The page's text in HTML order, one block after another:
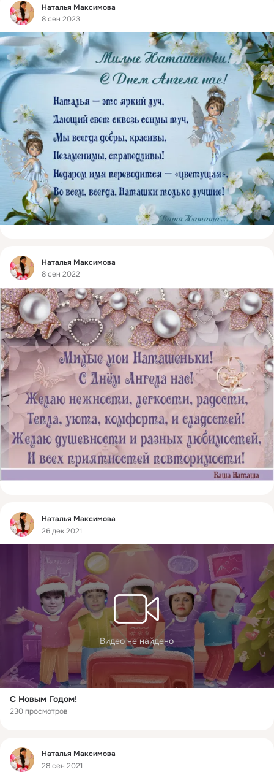
Фид
Наталья Максимова
8 сен 2023
Фид
Наталья Максимова
8 сен 2022
Фид
Наталья Максимова
26 дек 2021
Видео не найдено
С Новым Годом!
230 просмотров
Фид
Наталья Максимова
28 сен 2021